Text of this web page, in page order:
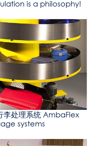
is a philosophy!
李处理系统 AmbaFlex
systems